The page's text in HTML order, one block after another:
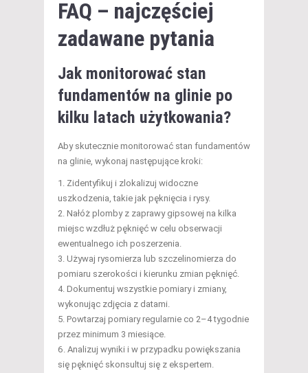
FAQ – najczęściej
zadawane pytania
Jak monitorować stan
fundamentów na glinie po
kilku latach użytkowania?
Aby skutecznie monitorować stan fundamentów
na glinie, wykonaj następujące kroki:
Zidentyfikuj i zlokalizuj widoczne
uszkodzenia, takie jak pęknięcia i rysy.
Nałóż plomby z zaprawy gipsowej na kilka
miejsc wzdłuż pęknięć w celu obserwacji
ewentualnego ich poszerzenia.
Używaj rysomierza lub szczelinomierza do
pomiaru szerokości i kierunku zmian pęknięć.
Dokumentuj wszystkie pomiary i zmiany,
wykonując zdjęcia z datami.
Powtarzaj pomiary regularnie co 2–4 tygodnie
przez minimum 3 miesiące.
Analizuj wyniki i w przypadku powiększania
się pęknięć skonsultuj się z ekspertem.